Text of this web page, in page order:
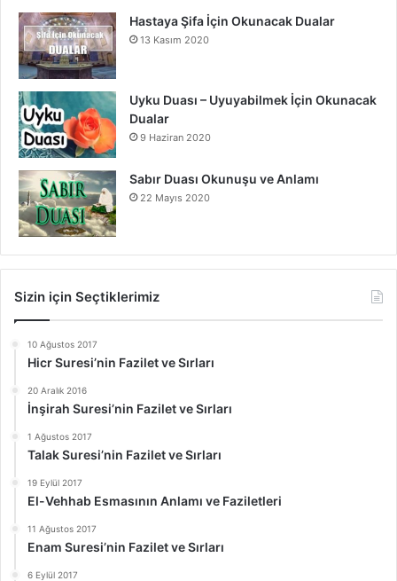
Hastaya Şifa İçin Okunacak Dualar
13 Kasım 2020
Uyku Duası – Uyuyabilmek İçin Okunacak
Dualar
9 Haziran 2020
Sabır Duası Okunuşu ve Anlamı
22 Mayıs 2020
Sizin için Seçtiklerimiz
10 Ağustos 2017
Hicr Suresi’nin Fazilet ve Sırları
20 Aralık 2016
İnşirah Suresi’nin Fazilet ve Sırları
1 Ağustos 2017
Talak Suresi’nin Fazilet ve Sırları
19 Eylül 2017
El-Vehhab Esmasının Anlamı ve Faziletleri
11 Ağustos 2017
Enam Suresi’nin Fazilet ve Sırları
6 Eylül 2017